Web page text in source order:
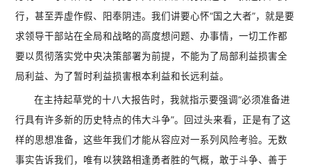
行，甚至弄虚作假、阳奉阴违。我们讲要心怀“国之大者”，就是要
求领导干部站在全局和战略的高度想问题、办事情，一切工作都
要以贯彻落实党中央决策部署为前提，不能为了局部利益损害全
局利益、为了暂时利益损害根本利益和长远利益。
在主持起草党的十八大报告时，我就指示要强调“必须准备进
行具有许多新的历史特点的伟大斗争”。回过头来看，正是有了这
样的思想准备，这些年我们才能从容应对一系列风险考验。无数
事实告诉我们，唯有以狭路相逢勇者胜的气概，敢于斗争、善于